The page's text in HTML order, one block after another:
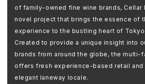
of family-owned fine wine brands, Cellar
novel project that brings the essence of
experience to the bustling heart of
Created to provide a unique insight into
brands from around the globe, the multi-
offers fresh experience-based retail and
elegant laneway locale.